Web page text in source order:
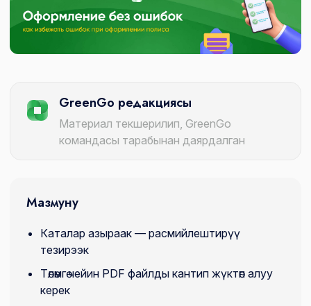
GreenGo редакциясы
Материал текшерилип, GreenGo
командасы тарабынан даярдалган
Мазмуну
Каталар азыраак — расмийлештирүү
тезирээк
Төлөмгө чейин PDF файлды кантип жүктөп алуу
керек